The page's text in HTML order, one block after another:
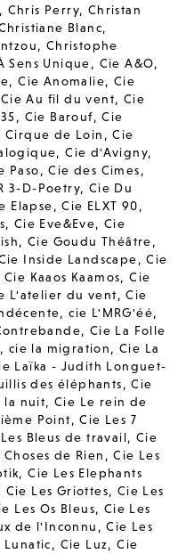
, Chris Perry, Christan
Blanc,
, Christophe
Sens Unique, Cie A&O,
,Cie Anomalie, Cie
Cie Au fil du vent, Cie
, Cie Barouf,Cie
Cirque de Loin ,Cie
,Cie d'Avigny,
Paso,Cie des Cimes,
3-D-Poetry, Cie Du
Elapse,Cie ELXT 90,
, Cie Eve&Eve,Cie
,Cie Goudu Théâtre,
Inside Landscape,Cie
Cie Kaaos Kaamos,Cie
L'atelier du vent,Cie
,cie L'MRG'éé,
, Cie La Folle
, cie la migration,Cie La
Laïka - Judith Longuet-
des éléphants,Cie
la nuit,Cie Le rein de
Point,Cie Les 7
Bleus de travail, Cie
Choses de Rien ,Cie Les
,Cie Les Elephants
Cie Les Griottes, Cie Les
Les Os Bleus, Cie Les
de l'Inconnu ,Cie Les
Lunatic, Cie Luz,Cie